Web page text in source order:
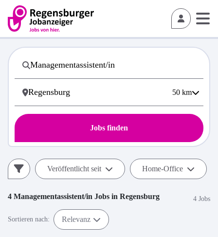
50 km
Jobs finden
Veröffentlicht seit Home-Office
4 Managementassistent/in Jobs in Regensburg 4 Jobs
Sortieren nach: Relevanz